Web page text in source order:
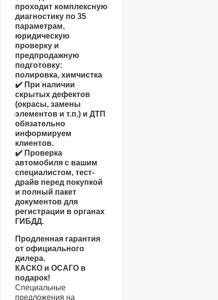
проходит комплексную
диагностику по 35
параметрам,
юридическую
проверку и
предпродажную
подготовку:
полировка, химчистка
✔️ При наличии
скрытых дефектов
(окрасы, замены
элементов и т.п.) и ДТП
обязательно
информируем
клиентов.
✔️ Проверка
автомобиля с вашим
специалистом, тест-
драйв перед покупкой
и полный пакет
документов для
регистрации в органах
ГИБДД.
Продленная гарантия
от официального
дилера.
КАСКО и ОСАГО в
подарок!
Специальные
предложения на